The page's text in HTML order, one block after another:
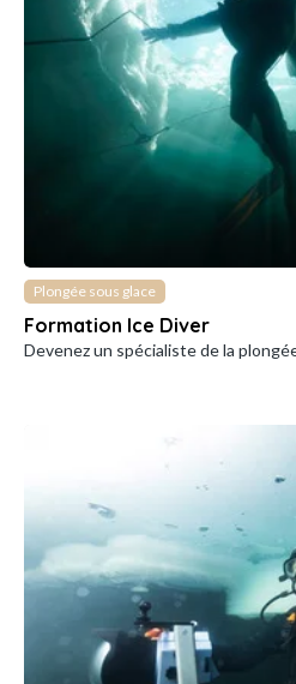
Plongée sous glace
Formation Ice Diver
Devenez un spécialiste de la